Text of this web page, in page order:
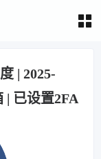
| 2025-
| 已设置2FA